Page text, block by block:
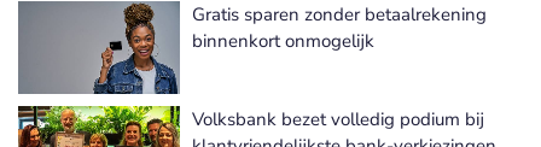
Gratis sparen zonder betaalrekening
binnenkort onmogelijk
Volksbank bezet volledig podium bij